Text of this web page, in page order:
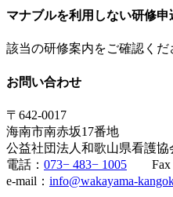
マナブルを利用しない研修申
該当の研修案内をご確認くだ
お問い合わせ
〒642-0017
海南市南赤坂17番地
公益社団法人和歌山県看護
電話： 073− 483− 1005 Fax：
e-mail： info@wakayama-